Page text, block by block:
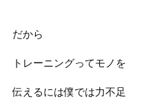
だから
トレーニングってモノを
伝えるには僕では力不足